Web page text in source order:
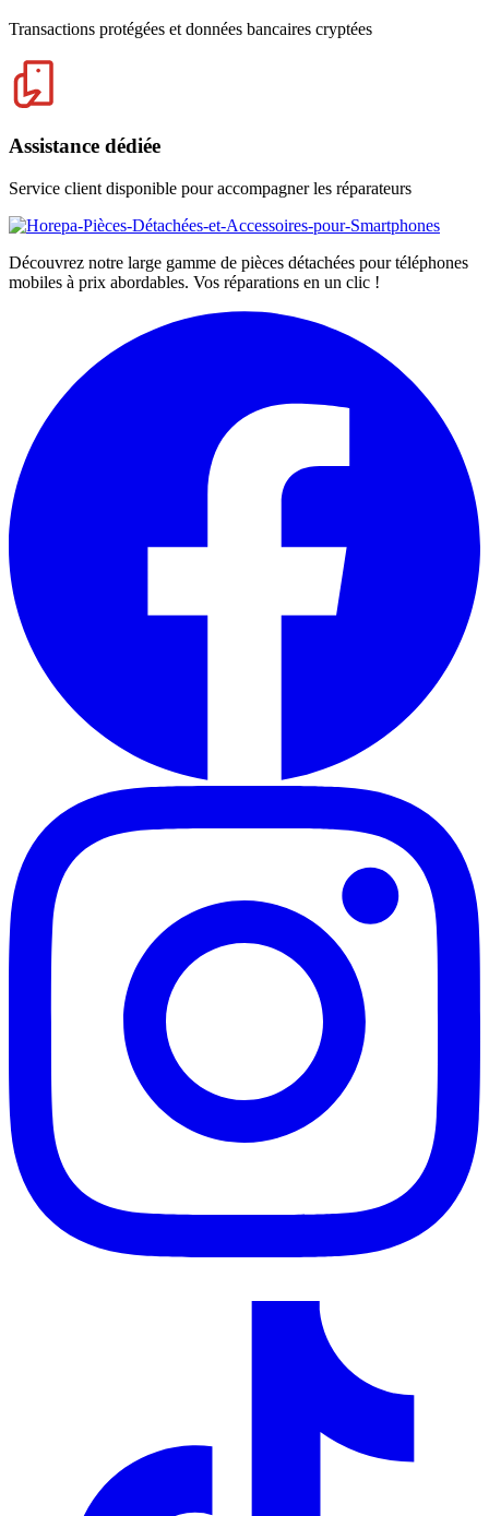
Transactions protégées et données bancaires cryptées
Assistance dédiée
Service client disponible pour accompagner les réparateurs
Découvrez notre large gamme de pièces détachées pour téléphones
mobiles à prix abordables. Vos réparations en un clic !